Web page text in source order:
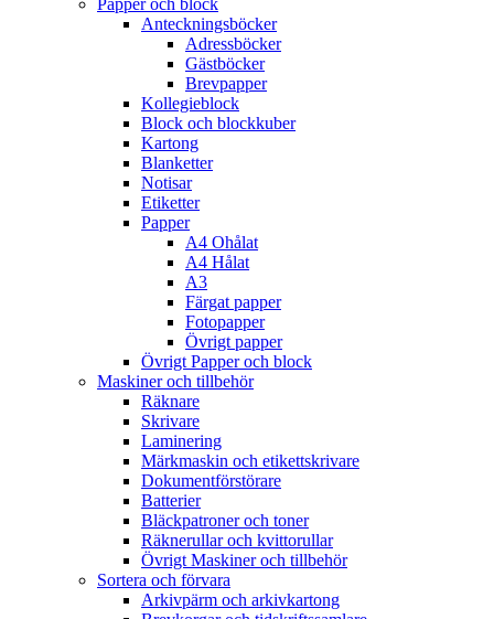
Papper och block
Anteckningsböcker
Adressböcker
Gästböcker
Brevpapper
Kollegieblock
Block och blockkuber
Kartong
Blanketter
Notisar
Etiketter
Papper
A4 Ohålat
A4 Hålat
A3
Färgat papper
Fotopapper
Övrigt papper
Övrigt Papper och block
Maskiner och tillbehör
Räknare
Skrivare
Laminering
Märkmaskin och etikettskrivare
Dokumentförstörare
Batterier
Bläckpatroner och toner
Räknerullar och kvittorullar
Övrigt Maskiner och tillbehör
Sortera och förvara
Arkivpärm och arkivkartong